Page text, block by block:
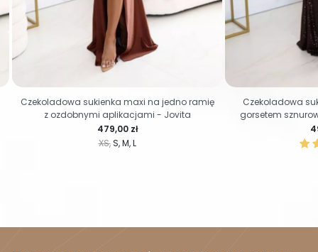
XS S M L
Cena
479,00 zł
Czekoladowa sukienka maxi na jedno ramię
z ozdobnymi aplikacjami - Jovita
Czekoladowa
gorsetem